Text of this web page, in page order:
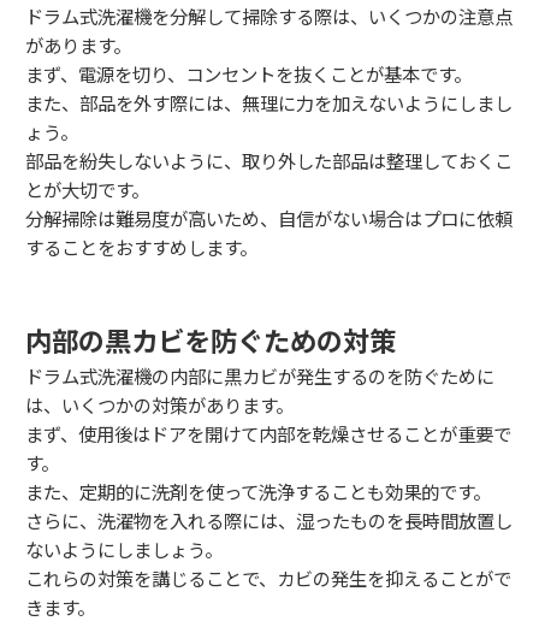
ドラム式洗濯機を分解して掃除する際は、いくつかの注意点
があります。
まず、電源を切り、コンセントを抜くことが基本です。
また、部品を外す際には、無理に力を加えないようにしまし
ょう。
部品を紛失しないように、取り外した部品は整理しておくこ
とが大切です。
分解掃除は難易度が高いため、自信がない場合はプロに依頼
することをおすすめします。
内部の黒カビを防ぐための対策
ドラム式洗濯機の内部に黒カビが発生するのを防ぐために
は、いくつかの対策があります。
まず、使用後はドアを開けて内部を乾燥させることが重要で
す。
また、定期的に洗剤を使って洗浄することも効果的です。
さらに、洗濯物を入れる際には、湿ったものを長時間放置し
ないようにしましょう。
これらの対策を講じることで、カビの発生を抑えることがで
きます。